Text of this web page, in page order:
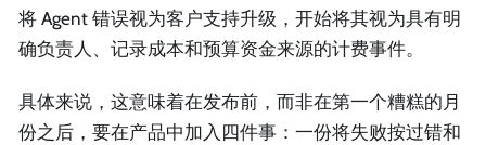
将 Agent 错误视为客户支持升级，开始将其视为具有明
确负责人、记录成本和预算资金来源的计费事件。
具体来说，这意味着在发布前，而非在第一个糟糕的月
份之后，要在产品中加入四件事：一份将失败按过错和